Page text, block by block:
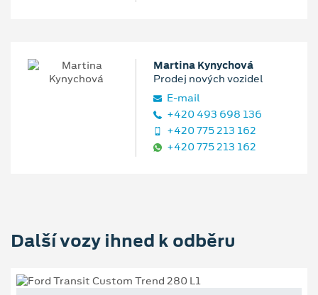
Martina Kynychová
Prodej nových vozidel
E‑mail
+420 493 698 136
+420 775 213 162
+420 775 213 162
Další vozy ihned k odběru